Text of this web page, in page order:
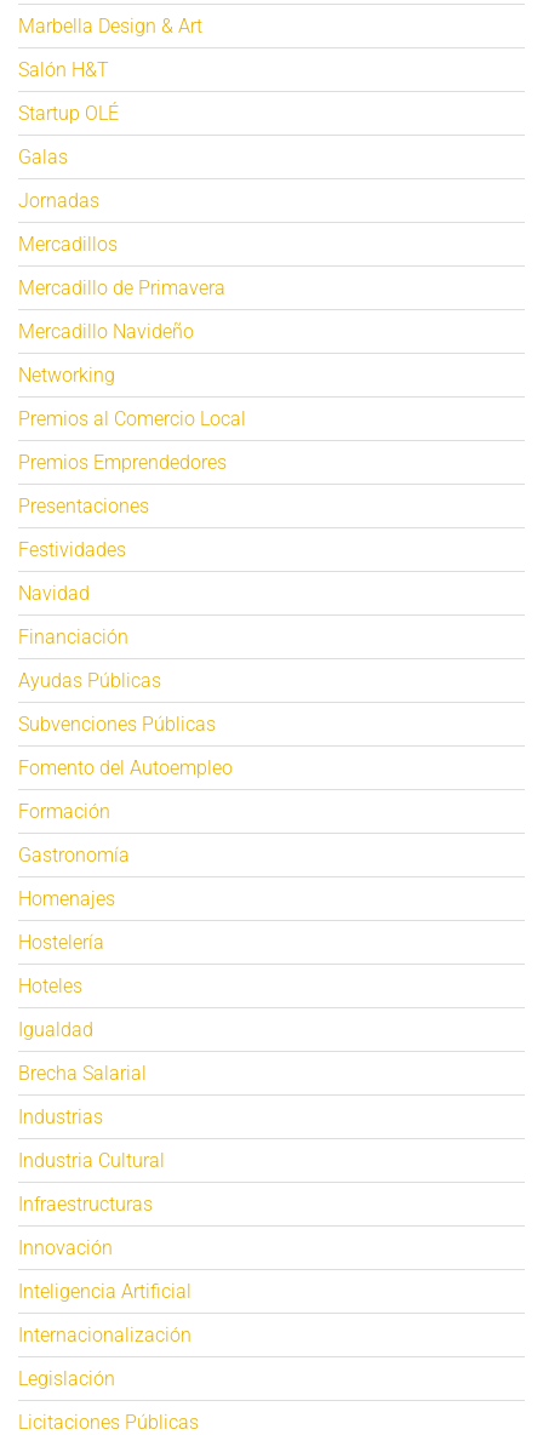
Marbella Design & Art
Salón H&T
Startup OLÉ
Galas
Jornadas
Mercadillos
Mercadillo de Primavera
Mercadillo Navideño
Networking
Premios al Comercio Local
Premios Emprendedores
Presentaciones
Festividades
Navidad
Financiación
Ayudas Públicas
Subvenciones Públicas
Fomento del Autoempleo
Formación
Gastronomía
Homenajes
Hostelería
Hoteles
Igualdad
Brecha Salarial
Industrias
Industria Cultural
Infraestructuras
Innovación
Inteligencia Artificial
Internacionalización
Legislación
Licitaciones Públicas